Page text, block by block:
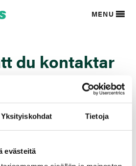
Yksityiskohdat Tietoja
evästeitä
MENU
du kontaktar
så snart
ett stort antal meddelanden som vi